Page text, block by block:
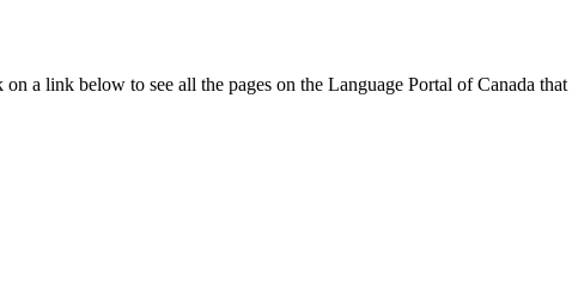
a link below to see all the pages on the Language Portal of Canada